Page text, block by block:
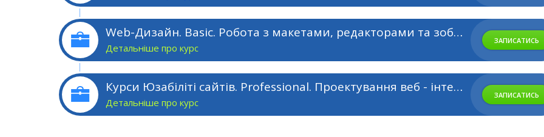
Web-Дизайн. Basic. Робота з макетами, редакторами та зображеннями.
Детальніше про курс
ЗАПИСАТИСЬ
Курси Юзабіліті сайтів. Professional. Проектування веб - інтерфейсів.
Детальніше про курс
ЗАПИСАТИСЬ